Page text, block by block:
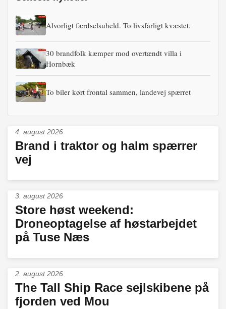
Alvorligt færdselsuheld. To livsfarligt kvæstet.
30 brandfolk kæmper mod overtændt villa i
Hornbæk
To biler kørt frontal sammen, landevej spærret
4. august 2026
Brand i traktor og halm spærrer
vej
3. august 2026
Store høst weekend:
Droneoptagelse af høstarbejdet
på Tuse Næs
2. august 2026
The Tall Ship Race sejlskibene på
fjorden ved Mou